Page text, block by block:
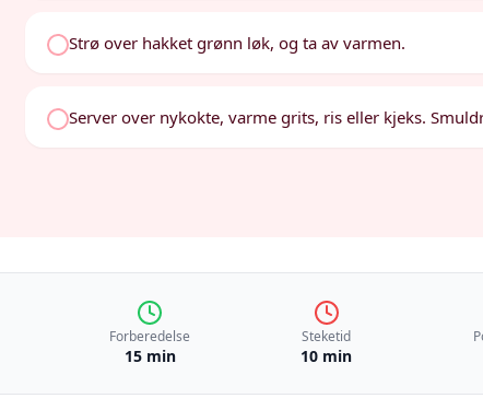
Strø over hakket grønn løk, og ta av varmen.
Server over nykokte, varme grits, ris eller kjeks.
Forberedelse
15 min
Steketid
10 min